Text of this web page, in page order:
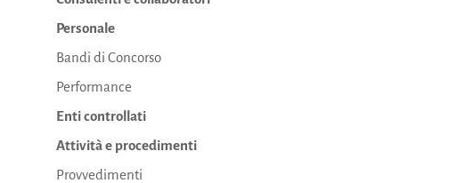
Personale
Bandi di Concorso
Performance
Enti controllati
Attività e procedimenti
Provvedimenti